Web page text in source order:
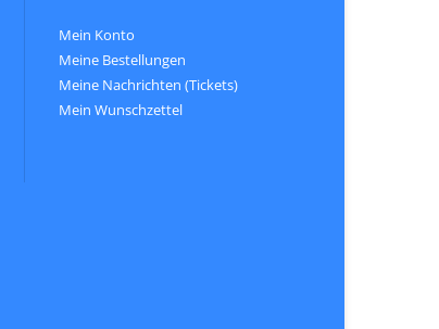
Mein Konto
Meine Bestellungen
Meine Nachrichten (Tickets)
Mein Wunschzettel